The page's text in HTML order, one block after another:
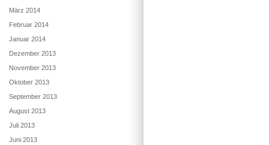
März 2014
Februar 2014
Januar 2014
Dezember 2013
November 2013
Oktober 2013
September 2013
August 2013
Juli 2013
Juni 2013